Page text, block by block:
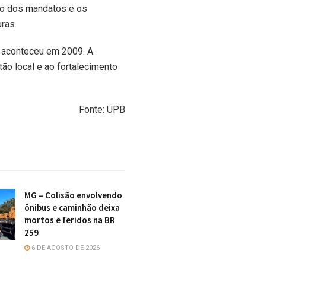
dos mandatos e os
em 2009. A
local e ao fortalecimento
Fonte: UPB
MG – Colisão envolvendo
ônibus e caminhão deixa
mortos e feridos na BR
259
6 DE AGOSTO DE 2026